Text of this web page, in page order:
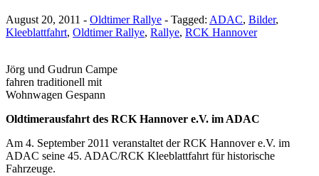
August 20, 2011 - Oldtimer Rallye - Tagged: ADAC, Bilder,
Kleeblattfahrt, Oldtimer Rallye, Rallye, RCK Hannover
Jörg und Gudrun Campe
fahren traditionell mit
Wohnwagen Gespann
Oldtimerausfahrt des RCK Hannover e.V. im ADAC
Am 4. September 2011 veranstaltet der RCK Hannover e.V. im
ADAC seine 45. ADAC/RCK Kleeblattfahrt für historische
Fahrzeuge.